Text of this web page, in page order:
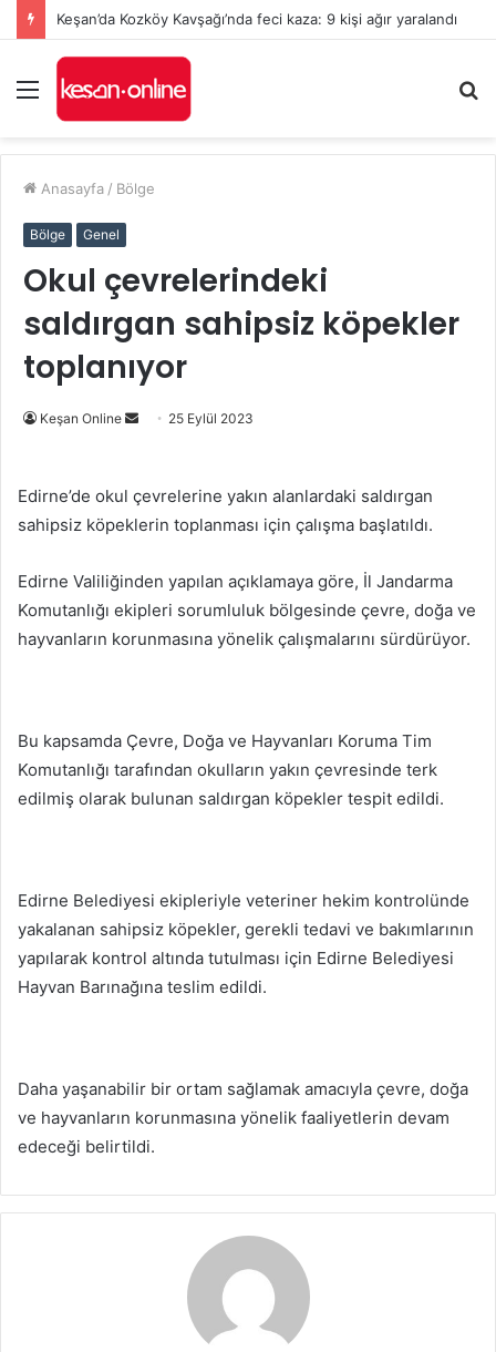
Keşan’da Kozköy Kavşağı’nda feci kaza: 9 kişi ağır yaralandı
Menü
...
Anasayfa / Bölge
Bölge Genel
Okul çevrelerindeki
saldırgan sahipsiz köpekler
toplanıyor
Keşan Online
Bir
göndermek
25 Eylül 2023
Edirne’de okul çevrelerine yakın alanlardaki saldırgan
sahipsiz köpeklerin toplanması için çalışma başlatıldı.
Edirne Valiliğinden yapılan açıklamaya göre, İl Jandarma
Komutanlığı ekipleri sorumluluk bölgesinde çevre, doğa ve
hayvanların korunmasına yönelik çalışmalarını sürdürüyor.
Bu kapsamda Çevre, Doğa ve Hayvanları Koruma Tim
Komutanlığı tarafından okulların yakın çevresinde terk
edilmiş olarak bulunan saldırgan köpekler tespit edildi.
Edirne Belediyesi ekipleriyle veteriner hekim kontrolünde
yakalanan sahipsiz köpekler, gerekli tedavi ve bakımlarının
yapılarak kontrol altında tutulması için Edirne Belediyesi
Hayvan Barınağına teslim edildi.
Daha yaşanabilir bir ortam sağlamak amacıyla çevre, doğa
ve hayvanların korunmasına yönelik faaliyetlerin devam
edeceği belirtildi.